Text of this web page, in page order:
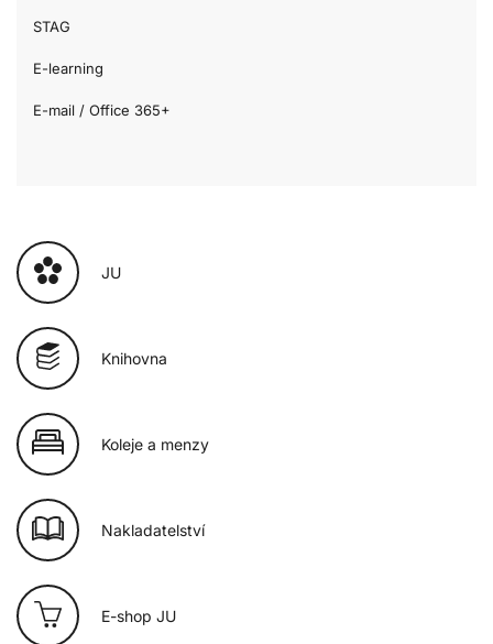
STAG
E-learning
E-mail / Office 365+
JU
Knihovna
Koleje a menzy
Nakladatelství
E-shop JU